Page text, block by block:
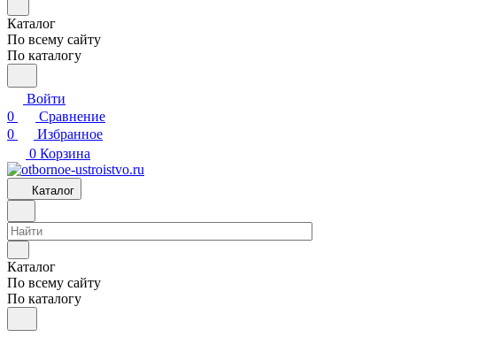
Каталог
По всему сайту
По каталогу
Войти
0
Сравнение
0
Избранное
0 Корзина
Каталог
Каталог
По всему сайту
По каталогу